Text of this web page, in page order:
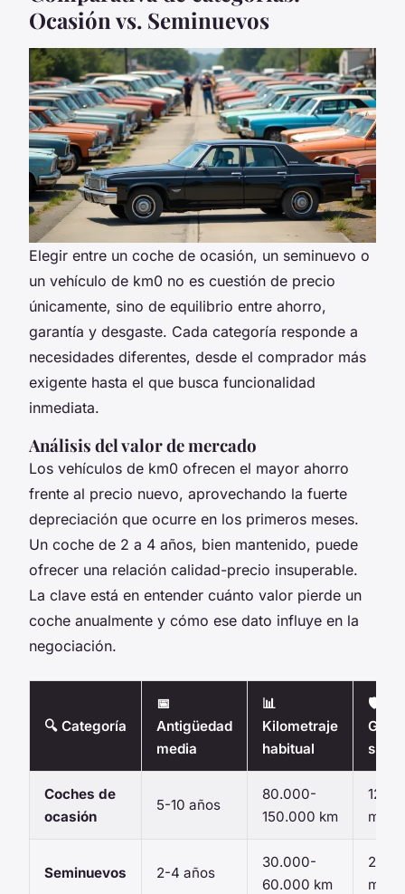
Ocasión vs. Seminuevos
Elegir entre un coche de ocasión, un seminuevo o
un vehículo de km0 no es cuestión de precio
únicamente, sino de equilibrio entre ahorro,
garantía y desgaste. Cada categoría responde a
necesidades diferentes, desde el comprador más
exigente hasta el que busca funcionalidad
inmediata.
Análisis del valor de mercado
Los vehículos de km0 ofrecen el mayor ahorro
frente al precio nuevo, aprovechando la fuerte
depreciación que ocurre en los primeros meses.
Un coche de 2 a 4 años, bien mantenido, puede
ofrecer una relación calidad-precio insuperable.
La clave está en entender cuánto valor pierde un
coche anualmente y cómo ese dato influye en la
negociación.
🔍 Categoría
📅
Antigüedad
media
📊
Kilometraje
habitual
🛡️
Coches de
ocasión
5-10 años
80.000-
150.000 km
12-24
Seminuevos 2-4 años
30.000-
60.000 km
24-